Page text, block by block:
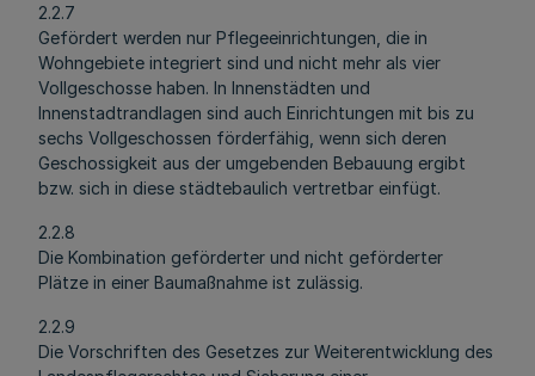
2.2.7
Gefördert werden nur Pflegeeinrichtungen, die in
Wohngebiete integriert sind und nicht mehr als vier
Vollgeschosse haben. In Innenstädten und
Innenstadtrandlagen sind auch Einrichtungen mit bis zu
sechs Vollgeschossen förderfähig, wenn sich deren
Geschossigkeit aus der umgebenden Bebauung ergibt
bzw. sich in diese städtebaulich vertretbar einfügt.
2.2.8
Die Kombination geförderter und nicht geförderter
Plätze in einer Baumaßnahme ist zulässig.
2.2.9
Die Vorschriften des Gesetzes zur Weiterentwicklung des